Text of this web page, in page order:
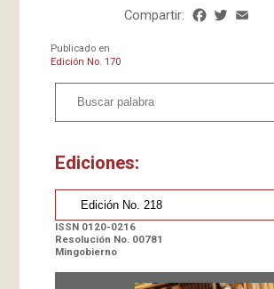
Compartir: Facebook
Twitter
Publicado en
Edición No. 170
Ediciones:
ISSN 0120-0216
Resolución No. 00781
Mingobierno